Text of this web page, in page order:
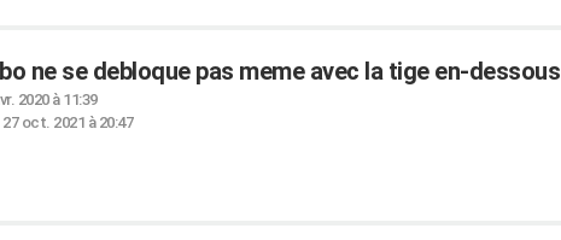
ne se debloque pas meme avec la tige en-dessous
2020 à 11:39
27 oct. 2021 à 20:47